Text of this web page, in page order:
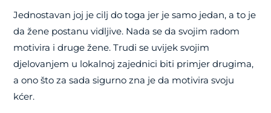
Jednostavan joj je cilj do toga jer je samo jedan, a to je
da žene postanu vidljive. Nada se da svojim radom
motivira i druge žene. Trudi se uvijek svojim
djelovanjem u lokalnoj zajednici biti primjer drugima,
a ono što za sada sigurno zna je da motivira svoju
kćer.